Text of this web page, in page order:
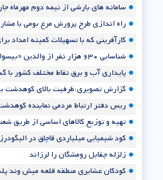
سامانه های بارشی از نیمه دوم مهرماه
راه اندازی طرح پرورش مرغ بومی با
کارآفرینی که با تسهیلات کمیته امداد برای ۲۰ نفر شغل ایجاد کرد/ صادرات «نمد» از روستایی در شاهرود به
شناسایی ۶۳۰ هزار نفر از والدین «بیسواد» دانش‌آموزان/ پاداش ۱۴۰ هزار تومانی سوادآموزی
پایداری آب و برق نقاط مختلف کشور با گذشت ۱۰ روز از تهاجم رژیم غاصب
گزارش تصویری:ظرفیت بالای کوهدشت
ریس دفتر ارتباط مردمی نماینده
تهیه و توزیع کالاهای اساسی از طریق
کود شیمیایی میلیاردی قاچاق در
زلزله چقابل رومشگان را لرزاند
کودکان عشایری منطقه قلعه میش وند پلدختر